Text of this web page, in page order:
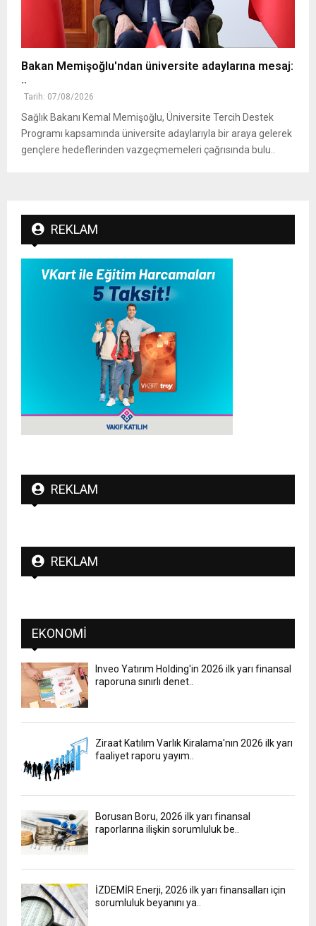
Bakan Memişoğlu'ndan üniversite adaylarına mesaj:
..
Tarih: 07/08/2026
Sağlık Bakanı Kemal Memişoğlu, Üniversite Tercih Destek
Programı kapsamında üniversite adaylarıyla bir araya gelerek
gençlere hedeflerinden vazgeçmemeleri çağrısında bulu..
REKLAM
REKLAM
REKLAM
EKONOMI
Inveo Yatırım Holding'in 2026 ilk yarı finansal
raporuna sınırlı denet..
Ziraat Katılım Varlık Kiralama'nın 2026 ilk yarı
faaliyet raporu yayım..
Borusan Boru, 2026 ilk yarı finansal
raporlarına ilişkin sorumluluk be..
İZDEMİR Enerji, 2026 ilk yarı finansalları için
sorumluluk beyanını ya..